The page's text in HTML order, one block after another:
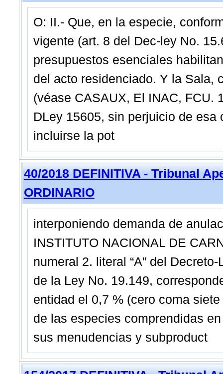
O: II.- Que, en la especie,
vigente (art. 8 del Dec-ley No.
presupuestos esenciales
del acto residenciado. Y la Sala,
(véase CASAUX, El INAC, FCU.
DLey 15605, sin perjuicio de
incluirse la pot
40/2018 DEFINITIVA - Tribunal
ORDINARIO
interponiendo demanda de
INSTITUTO NACIONAL DE
numeral 2. literal “A” del
de la Ley No. 19.149,
entidad el 0,7 % (cero coma
de las especies comprendidas
sus menudencias y subproduct